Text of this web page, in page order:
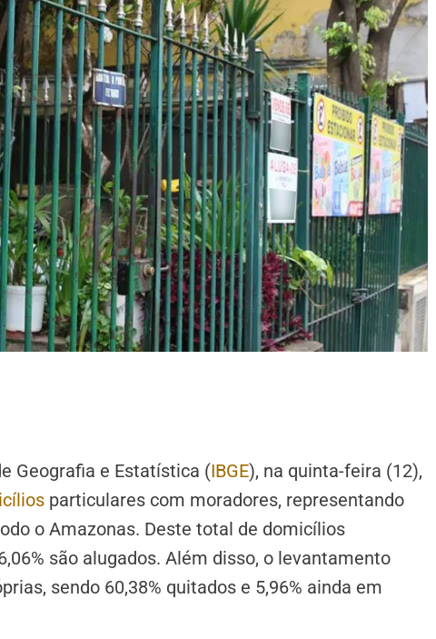
Geografia e Estatística (IBGE), na quinta-feira (12),
particulares com moradores, representando
o Amazonas. Deste total de domicílios
são alugados. Além disso, o levantamento
sendo 60,38% quitados e 5,96% ainda em